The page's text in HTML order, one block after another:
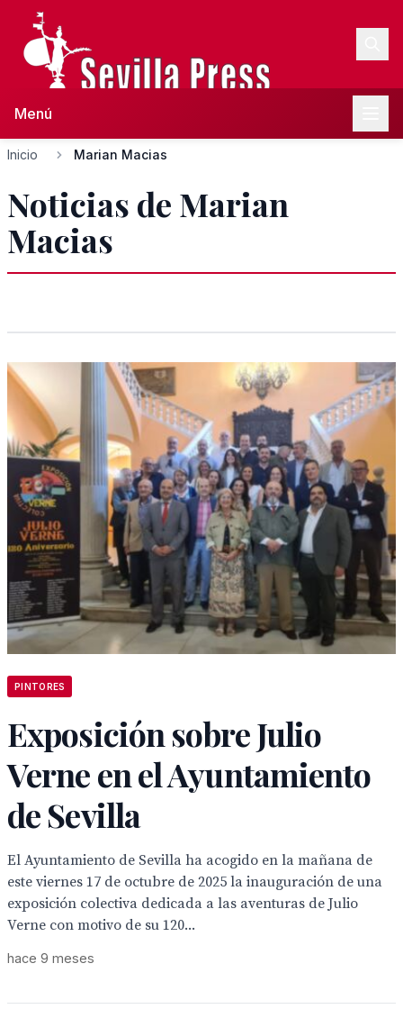
Menú
Inicio Marian Macias
Noticias de Marian
Macias
PINTORES
Exposición sobre Julio
Verne en el Ayuntamiento
de Sevilla
El Ayuntamiento de Sevilla ha acogido en la mañana de
este viernes 17 de octubre de 2025 la inauguración de una
exposición colectiva dedicada a las aventuras de Julio
Verne con motivo de su 120...
hace 9 meses